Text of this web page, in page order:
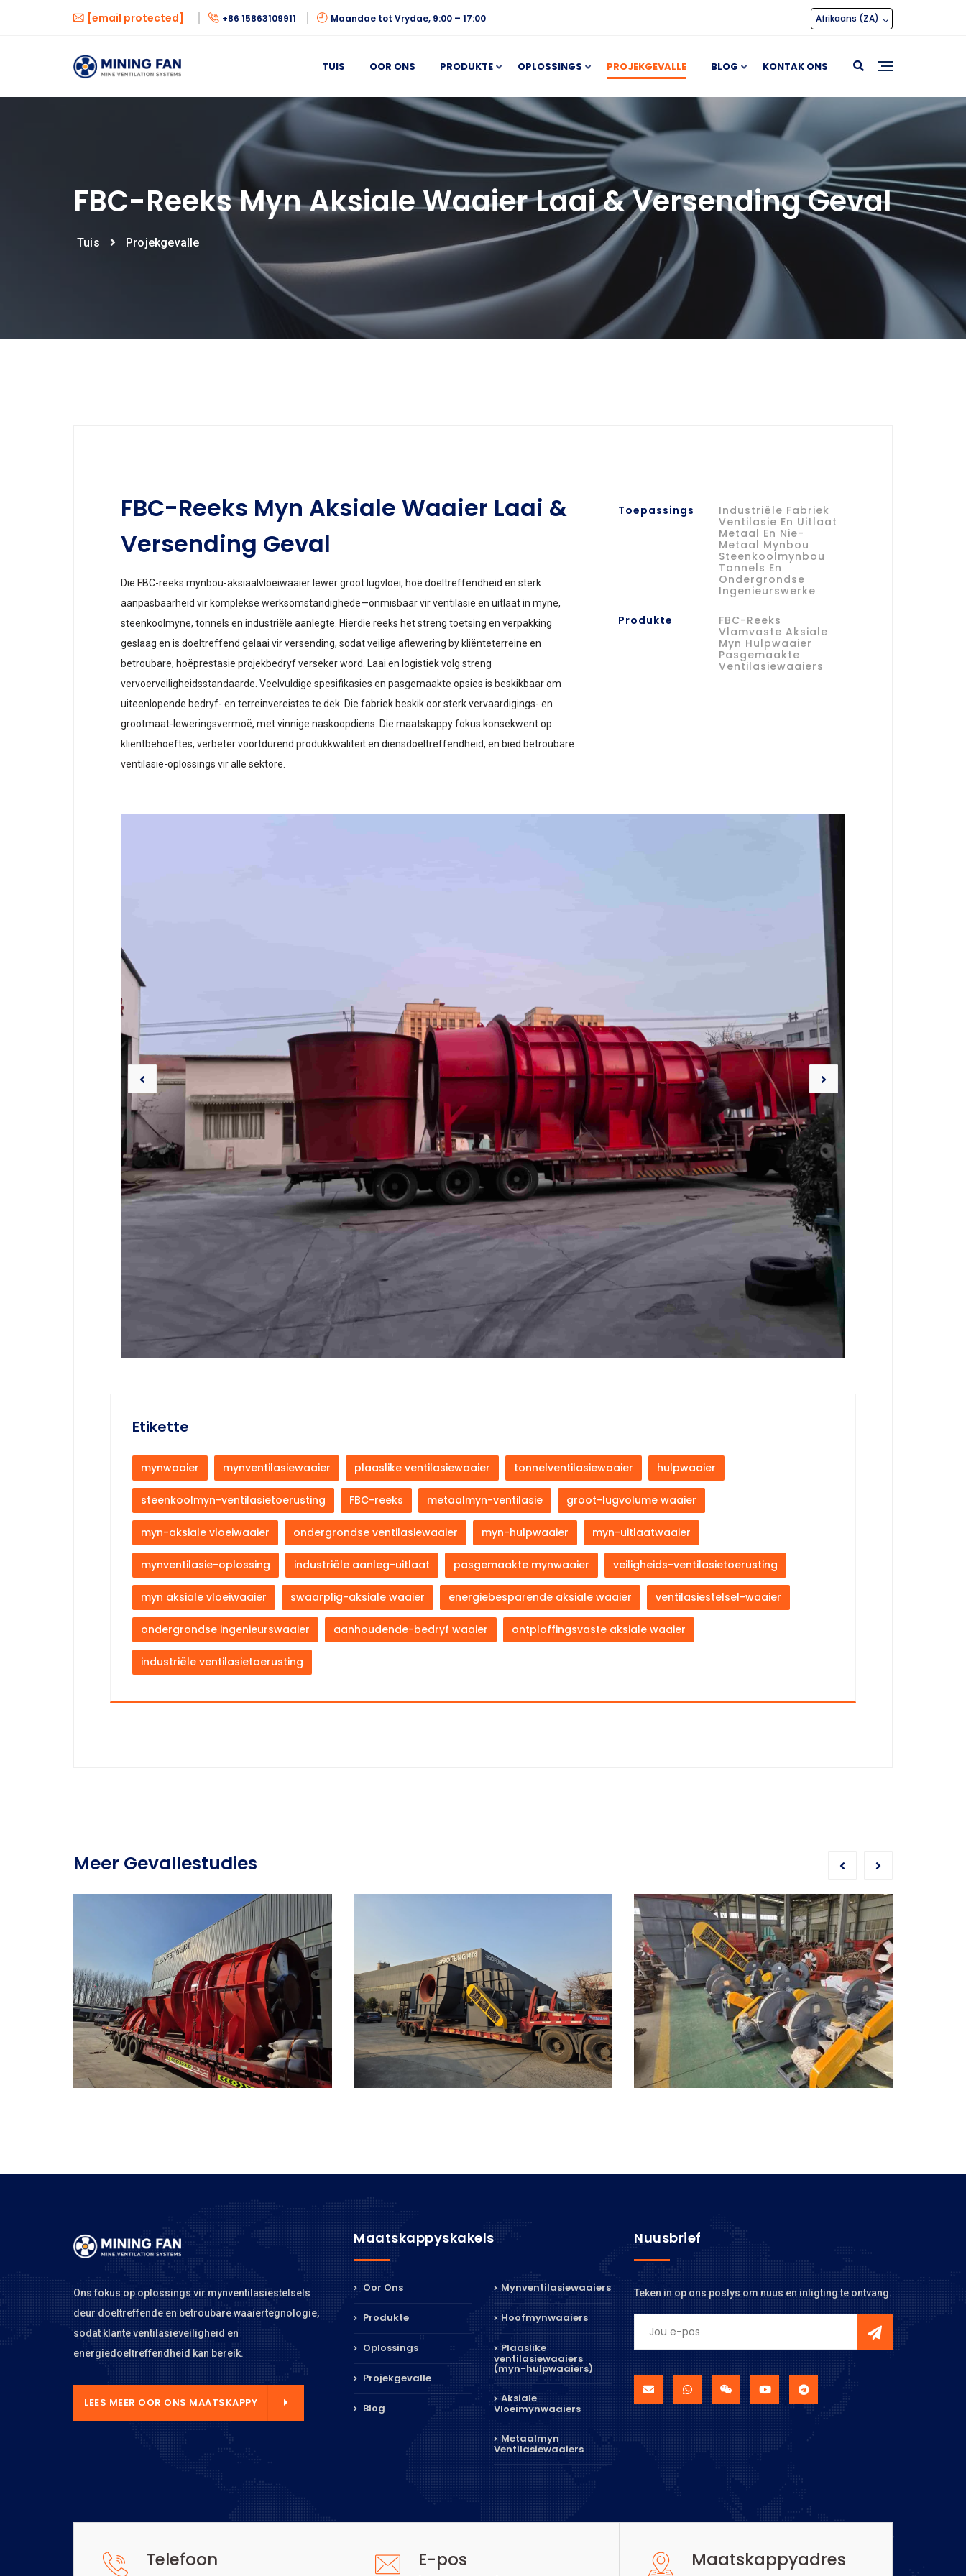
[email protected] +86 15863109911 Maandae tot Vrydae, 9:00 – 17:00 Afrikaans (ZA)
TUIS OOR ONS PRODUKTE OPLOSSINGS PROJEKGEVALLE BLOG KONTAK ONS
FBC-Reeks Myn Aksiale Waaier Laai & Versending Geval
Tuis Projekgevalle
FBC-Reeks Myn Aksiale Waaier Laai &
Versending Geval
Die FBC-reeks mynbou-aksiaalvloeiwaaier lewer groot lugvloei, hoë doeltreffendheid en sterk
aanpasbaarheid vir komplekse werksomstandighede—onmisbaar vir ventilasie en uitlaat in myne,
steenkoolmyne, tonnels en industriële aanlegte. Hierdie reeks het streng toetsing en verpakking
geslaag en is doeltreffend gelaai vir versending, sodat veilige aflewering by kliënteterreine en
betroubare, hoëprestasie projekbedryf verseker word. Laai en logistiek volg streng
vervoerveiligheidsstandaarde. Veelvuldige spesifikasies en pasgemaakte opsies is beskikbaar om
uiteenlopende bedryf- en terreinvereistes te dek. Die fabriek beskik oor sterk vervaardigings- en
grootmaat-leweringsvermoë, met vinnige naskoopdiens. Die maatskappy fokus konsekwent op
kliëntbehoeftes, verbeter voortdurend produkkwaliteit en diensdoeltreffendheid, en bied betroubare
ventilasie-oplossings vir alle sektore.
Toepassings
Industriële Fabriek
Ventilasie En Uitlaat
Metaal En Nie-
Metaal Mynbou
Steenkoolmynbou
Tonnels En
Ondergrondse
Ingenieurswerke
Produkte
FBC-Reeks
Vlamvaste Aksiale
Myn Hulpwaaier
Pasgemaakte
Ventilasiewaaiers
Etikette
mynwaaier mynventilasiewaaier plaaslike ventilasiewaaier tonnelventilasiewaaier hulpwaaier
steenkoolmyn-ventilasietoerusting FBC-reeks metaalmyn-ventilasie groot-lugvolume waaier
myn-aksiale vloeiwaaier ondergrondse ventilasiewaaier myn-hulpwaaier myn-uitlaatwaaier
mynventilasie-oplossing industriële aanleg-uitlaat pasgemaakte mynwaaier veiligheids-ventilasietoerusting
myn aksiale vloeiwaaier swaarplig-aksiale waaier energiebesparende aksiale waaier ventilasiestelsel-waaier
ondergrondse ingenieurswaaier aanhoudende-bedryf waaier ontploffingsvaste aksiale waaier
industriële ventilasietoerusting
Meer Gevallestudies
INDUSTRIËLE FABRIEK VENTILASIE EN UITLAAT | STOFVERWYDERING EN LUGREINIGING
Versending: Groot Industriële Sentrifugale Waaier | BOFENG Gevallestudie
HOË-TEMPERATUUR KORROSIE EN SPESIALE OMGEWING WAAIERS | INDUSTRIËLE FABRIEK VENTILASIE EN UITLAAT | STOFVERWYDERING EN LUGREINIGING
Industriële Sentrifugaalwaaiers – Bondelproduksie Voltooi
HOË-TEMPERATUUR KORROSIE EN SPESIALE OMGEWING WAAIERS | METAAL EN NIE-METAAL MYNBOU | TONNELS EN ONDERGRONDSE INGENIEURSWERKE
FKCDZ-Reeks Teenrotasie-Hoofmynwaaiers Volledig Gelaai En Versend
Ons fokus op oplossings vir mynventilasiestelsels
deur doeltreffende en betroubare waaiertegnologie,
sodat klante ventilasieveiligheid en
energiedoeltreffendheid kan bereik.
LEES MEER OOR ONS MAATSKAPPY
Maatskappyskakels
Oor Ons
Produkte
Oplossings
Projekgevalle
Blog
Mynventilasiewaaiers
Hoofmynwaaiers
Plaaslike
ventilasiewaaiers
(myn-hulpwaaiers)
Aksiale
Vloeimynwaaiers
Metaalmyn
Ventilasiewaaiers
Nuusbrief
Teken in op ons poslys om nuus en inligting te ontvang.
Telefoon E-pos Maatskappyadres